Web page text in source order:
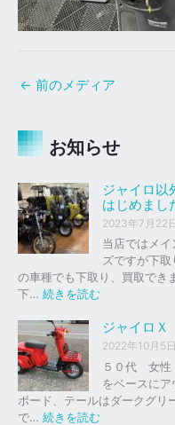
← 前のメディア
お知らせ
ジャイロ以
はじめまし
2023年7月22
当店ではメ
ズですが下
の車種でも下取り、買取でき
下… 続きを読む
ャ
イ
ロ
以
外
の
ジャイロ
2022年10月5日
５０代 女性
をベースに
ボード、テールはダークグリ
で… 続きを読む